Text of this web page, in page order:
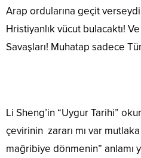
Arap ordularına geçit
Hristiyanlık vücut bulacaktı!
Savaşları! Muhatap sadece
Li Sheng’in “Uygur Tarihi”
çevirinin zararı mı var
mağribiye dönmenin” anlamı